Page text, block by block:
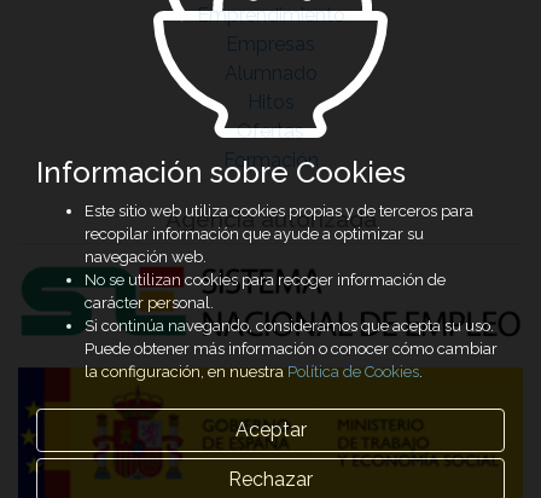
Emprendimiento
Empresas
Alumnado
Hitos
Ofertas
Formación
Agencia autorizada
Información sobre Cookies
Este sitio web utiliza cookies propias y de terceros para
recopilar información que ayude a optimizar su
navegación web.
No se utilizan cookies para recoger información de
carácter personal.
Si continúa navegando, consideramos que acepta su uso.
Puede obtener más información o conocer cómo cambiar
la configuración, en nuestraPolítica de Cookies.
Aceptar
Rechazar